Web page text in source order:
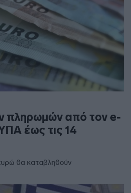
πληρωμών από τον e-
έως τις 14
θα καταβληθούν